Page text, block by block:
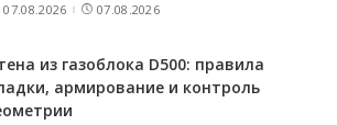
07.08.2026 07.08.2026
из газоблока D500: правила
армирование и контроль